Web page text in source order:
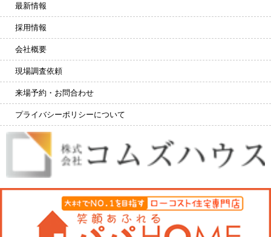
最新情報
採用情報
会社概要
現場調査依頼
来場予約・お問合わせ
プライバシーポリシーについて